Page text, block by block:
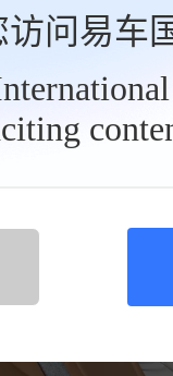
访问易车
真皮座椅，配备了